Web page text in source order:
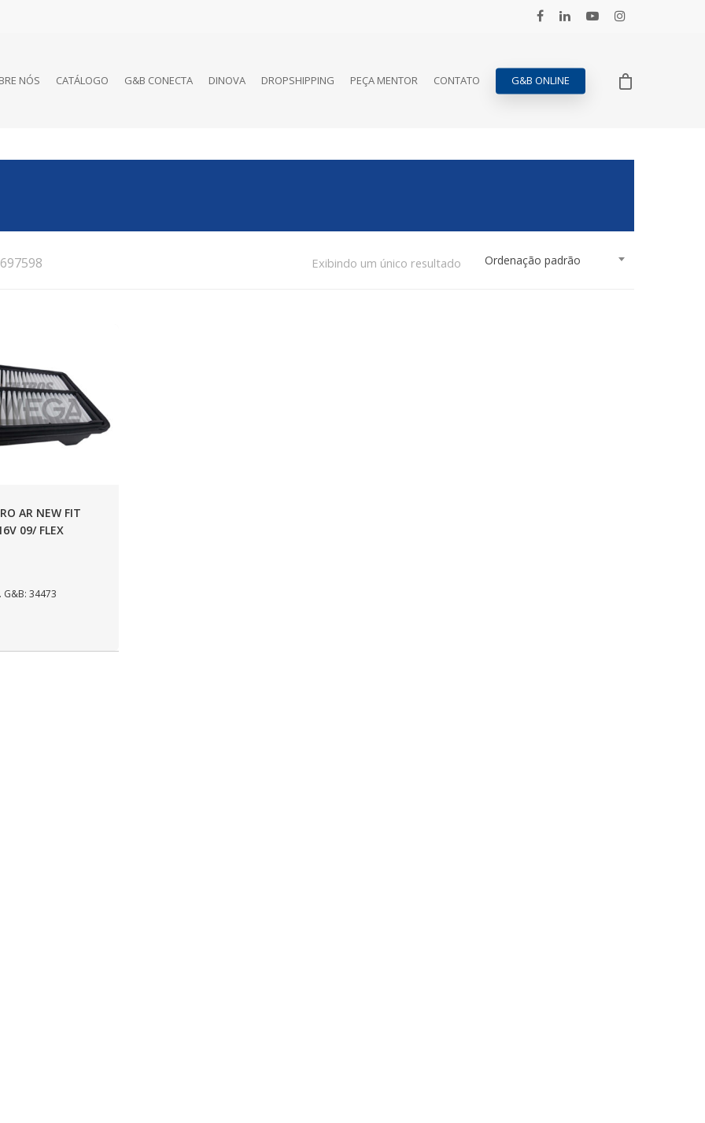
NÓS CATÁLOGO G&B CONECTA DINOVA DROPSHIPPING PEÇA MENTOR CONTATO G&B ONLINE
Ordenação padrão
Exibindo um único resultado
AR NEW FIT
09/ FLEX
G&B: 34473